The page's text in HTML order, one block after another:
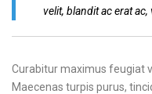
velit, blandit ac erat
Curabitur maximus feugiat
Maecenas turpis purus,